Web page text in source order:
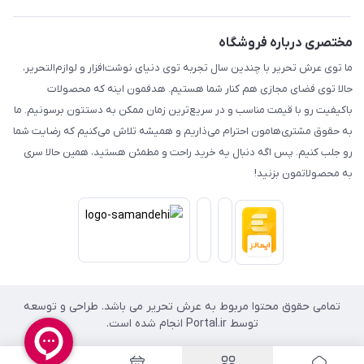
مختصری درباره فروشگاه
ما توی عرش تحریر با چندین سال تجربه توی دنیای نوشت‌افزار و لوازم‌التحریر،
حالا توی فضای مجازی هم کنار شما هستیم. هدفمون اینه که محصولات
باکیفیت رو با قیمت مناسب و در سریع‌ترین زمان ممکن به دستتون برسونیم. ما
به حقوق مشتری‌هامون احترام می‌ذاریم و همیشه تلاش می‌کنیم که رضایت شما
رو جلب کنیم. پس اگه دنبال یه خرید راحت و مطمئن هستید، همین حالا سری
به محصولاتمون بزنید!
تمامی حقوق محتوا مربوط به عرش تحریر می باشد. طراحی و توسعه
توسط Portal.ir انجام شده است.